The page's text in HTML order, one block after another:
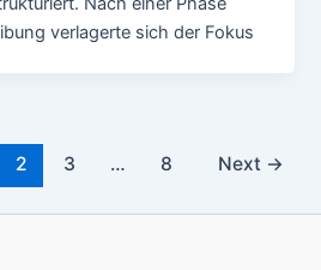
verlagerte sich der Fokus
2 3 … 8 Next →